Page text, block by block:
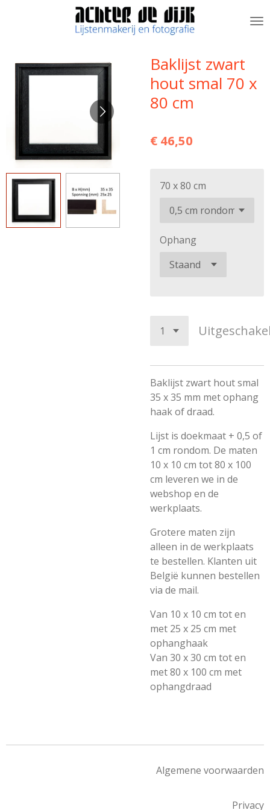
hoofdinhoud
Baklijst zwart
hout smal 70 x
80 cm
€ 46,50
70 x 80 cm
Ophang
Baklijst zwart hout smal
35 x 35 mm met ophang
haak of draad.
Lijst is doekmaat + 0,5 of
1 cm rondom. De maten
10 x 10 cm tot 80 x 100
cm leveren we in de
webshop en de
werkplaats.
Grotere maten zijn
alleen in de werkplaats
te bestellen. Klanten uit
België kunnen bestellen
via de mail.
Van 10 x 10 cm tot en
met 25 x 25 cm met
ophanghaak
Van 30 x 30 cm tot en
met 80 x 100 cm met
ophangdraad
Algemene voorwaarden
Privacy